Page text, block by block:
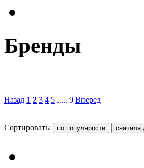
Бренды
Назад 1 2 3 4 5 ..... 9 Вперед
Сортировать: